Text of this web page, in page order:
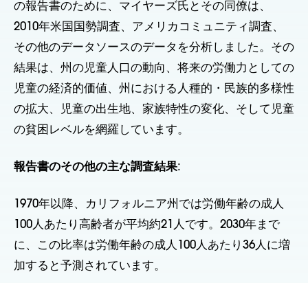
の報告書のために、マイヤーズ氏とその同僚は、
2010年米国国勢調査、アメリカコミュニティ調査、
その他のデータソースのデータを分析しました。その
結果は、州の児童人口の動向、将来の労働力としての
児童の経済的価値、州における人種的・民族的多様性
の拡大、児童の出生地、家族特性の変化、そして児童
の貧困レベルを網羅しています。
報告書のその他の主な調査結果:
1970年以降、カリフォルニア州では労働年齢の成人
100人あたり高齢者が平均約21人です。2030年まで
に、この比率は労働年齢の成人100人あたり36人に増
加すると予測されています。